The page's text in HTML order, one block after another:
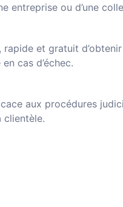
entreprise ou d’une
rapide et gratuit
cas d’échec.
aux procédures
clientèle.